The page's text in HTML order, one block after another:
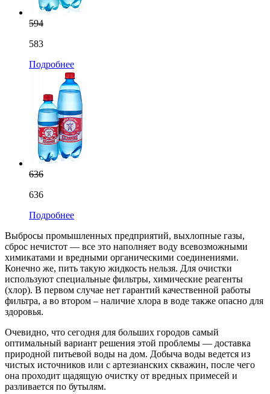
594
583
Подробнее
636
636
Подробнее
Выбросы промышленных предприятий, выхлопные газы,
сброс нечистот — все это наполняет воду всевозможными
химикатами и вредными органическими соединениями.
Конечно же, пить такую жидкость нельзя. Для очистки
используют специальные фильтры, химические реагенты
(хлор). В первом случае нет гарантий качественной работы
фильтра, а во втором – наличие хлора в воде также опасно для
здоровья.
Очевидно, что сегодня для больших городов самый
оптимальный вариант решения этой проблемы — доставка
природной питьевой воды на дом. Добыча воды ведется из
чистых источников или с артезианских скважин, после чего
она проходит щадящую очистку от вредных примесей и
разливается по бутылям.